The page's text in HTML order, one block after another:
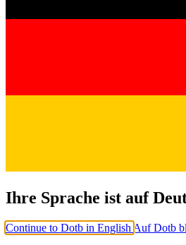
Ihre Sprache ist auf
Continue to Dotb in English Auf Dotb